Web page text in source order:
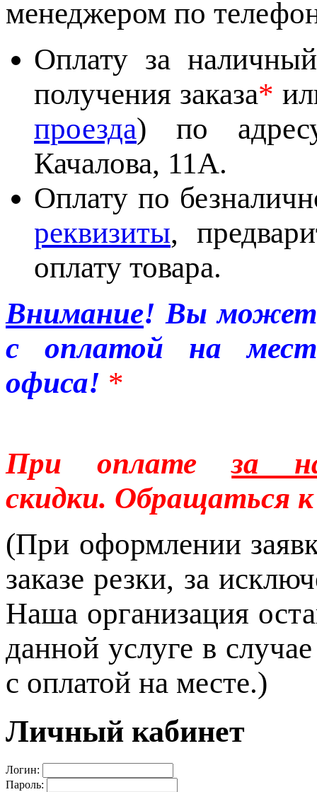
менеджером по
Оплату за
получения заказа*
проезда) по
Качалова, 11А.
Оплату по
реквизиты,
оплату товара.
Внимание! Вы
с оплатой на
офиса! *
При оплатеза
скидки. Обращаться к
(При оформлении
заказе резки, за
Наша организация
данной услуге в
с оплатой на месте.)
Личный кабинет
Логин:
Пароль: